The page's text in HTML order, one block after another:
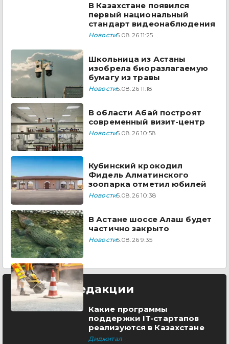
В Казахстане появился
первый национальный
стандарт видеонаблюдения
Новости5.08.26 11:25
Школьница из Астаны
изобрела биоразлагаемую
бумагу из травы
Новости5.08.26 11:18
В области Абай построят
современный визит-центр
Новости5.08.26 10:58
Кубинский крокодил
Фидель Алматинского
зоопарка отметил юбилей
Новости5.08.26 10:38
В Астане шоссе Алаш будет
частично закрыто
Новости5.08.26 9:35
Выбор редакции
Какие программы
поддержки IT-стартапов
реализуются в Казахстане
Диджитал